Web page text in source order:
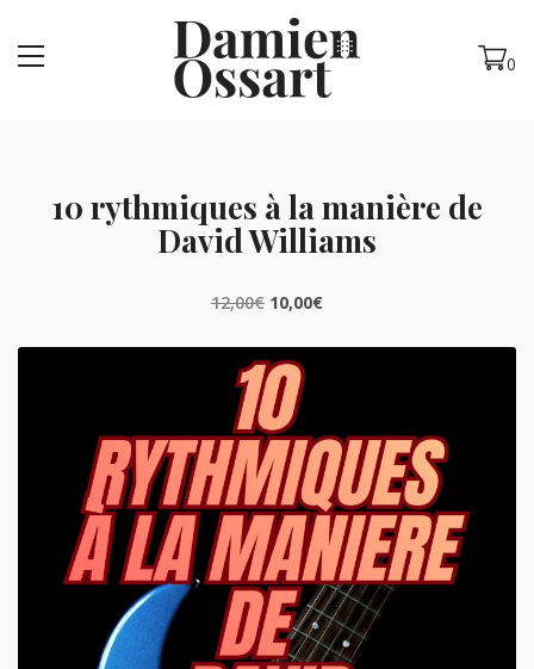
MENU 0
10 rythmiques à la manière de
David Williams
12,00€ Le
prix
était :
12,00€.
10,00€Le
est :